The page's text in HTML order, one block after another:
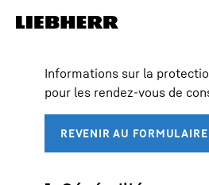
Informations sur la
pour les rendez-vous de